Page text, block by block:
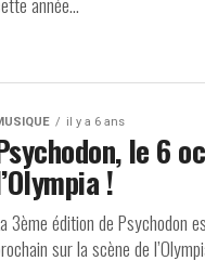
il y a 6 ans
le 6
!
3ème édition de Psychodon
sur la scène de